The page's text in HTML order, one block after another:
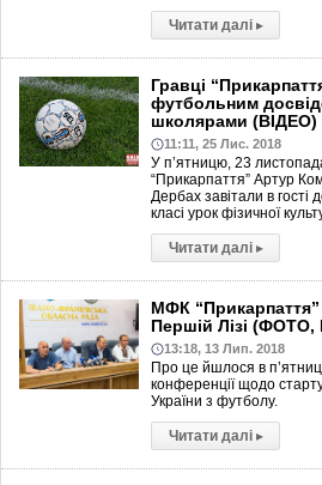
Читати далі ▸
Гравці
футбольним
школярами (ВІДЕО)
11:11, 25 Лис. 2018
У п’ятницю, 23
“Прикарпаття” Артур
Дербах завітали в гості
класі урок фізичної
Читати далі ▸
МФК “Прикарпаття”
Першій Лізі (ФОТО,
13:18, 13 Лип. 2018
Про це йшлося в
конференції щодо
України з футболу.
Читати далі ▸